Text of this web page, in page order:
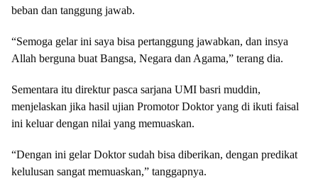
beban dan tanggung jawab.
“Semoga gelar ini saya bisa pertanggung jawabkan, dan insya
Allah berguna buat Bangsa, Negara dan Agama,” terang dia.
Sementara itu direktur pasca sarjana UMI basri muddin,
menjelaskan jika hasil ujian Promotor Doktor yang di ikuti faisal
ini keluar dengan nilai yang memuaskan.
“Dengan ini gelar Doktor sudah bisa diberikan, dengan predikat
kelulusan sangat memuaskan,” tanggapnya.